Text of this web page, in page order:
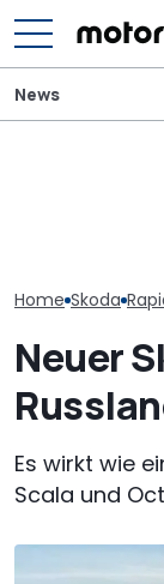
News
Home Skoda
Neuer
Es wirkt wie
Scala und